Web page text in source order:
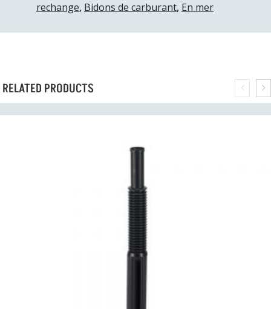
rechange, Bidons de carburant, En mer
RELATED PRODUCTS